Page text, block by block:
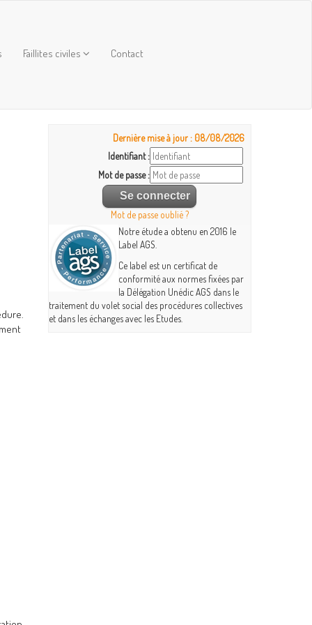
Faillites civiles Contact
Dernière mise à jour : 08/08/2026
Identifiant :
Mot de passe :
Mot de passe oublié ?
Notre étude a obtenu en 2016 le
Label AGS.
Ce label est un certificat de
conformité aux normes fixées par
la Délégation Unédic AGS dans le
traitement du volet social des procédures collectives
et dans les échanges avec les Etudes.